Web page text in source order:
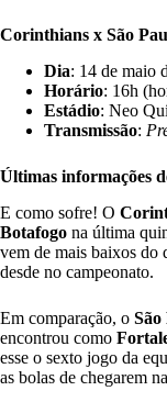
Corinthians x São
Dia: 14 de maio
Horário: 16h
Estádio: Neo
Transmissão:
Últimas informações
E como sofre! O
Botafogo na última
vem de mais baixos do
desde no campeonato.
Em comparação, o São
encontrou como
esse o sexto jogo da
as bolas de chegarem